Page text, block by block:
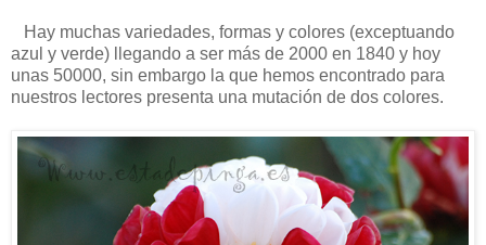
Hay muchas variedades, formas y colores (exceptuando
azul y verde) llegando a ser más de 2000 en 1840 y hoy
unas 50000, sin embargo la que hemos encontrado para
nuestros lectores presenta una mutación de dos colores.